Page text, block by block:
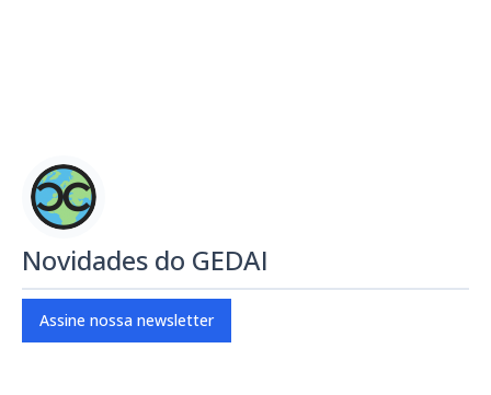
Novidades do GEDAI
Assine nossa newsletter